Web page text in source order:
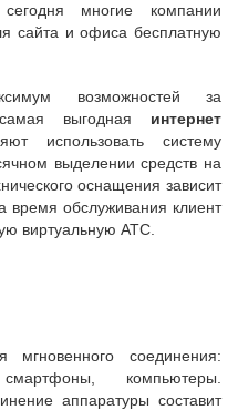
многие компании
сайта и офиса бесплатную
возможностей за
выгодная интернет
использовать систему
выделении средств на
оснащения зависит
время обслуживания клиент
виртуальную АТС.
мгновенного соединения:
компьютеры.
аппаратуры составит